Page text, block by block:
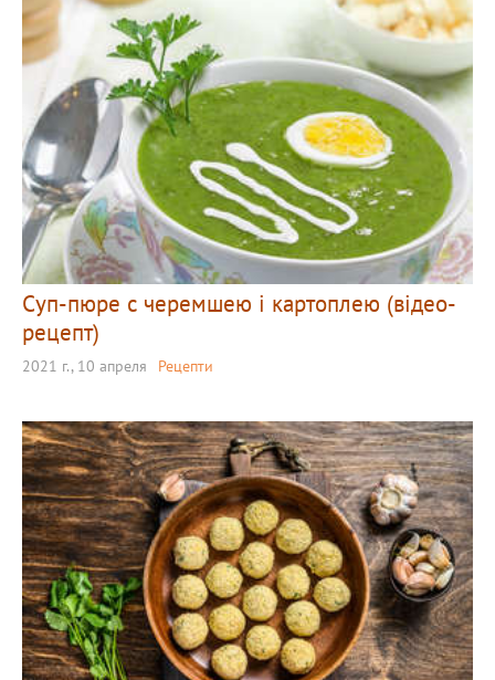
Суп-пюре с черемшею і картоплею (відео-
рецепт)
2021 г., 10 апреля Рецепти